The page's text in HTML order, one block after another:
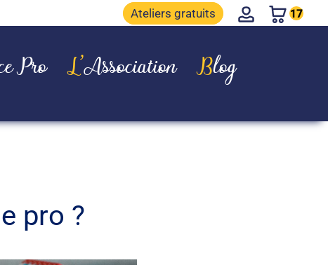
Ateliers gratuits Account
17
Pro L’Association Blog
pro ?